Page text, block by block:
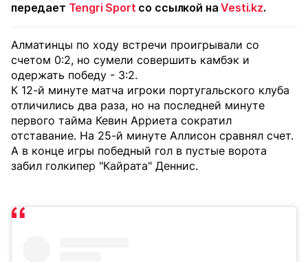
передает Tengri Sport со ссылкой наVesti.kz.
Алматинцы по ходу встречи проигрывали со
счетом 0:2, но сумели совершить камбэк и
одержать победу - 3:2.
К 12-й минуте матча игроки португальского клуба
отличились два раза, но на последней минуте
первого тайма Кевин Арриета сократил
отставание. На 25-й минуте Аллисон сравнял счет.
А в конце игры победный гол в пустые ворота
забил голкипер "Кайрата" Деннис.